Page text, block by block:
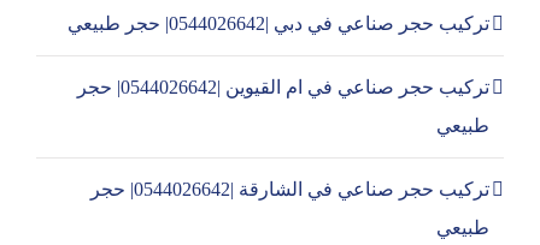
تركيب حجر صناعي في دبي |0544026642| حجر طبيعي
تركيب حجر صناعي في ام القيوين |0544026642| حجر
طبيعي
تركيب حجر صناعي في الشارقة |0544026642| حجر
طبيعي